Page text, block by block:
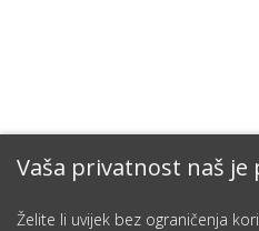
Vaša privatnost naš
Želite li uvijek bez ograničenja